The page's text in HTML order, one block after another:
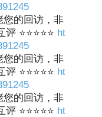
您的回访，非
⭐⭐⭐⭐⭐ ht
您的回访，非
⭐⭐⭐⭐⭐ ht
您的回访，非
⭐⭐⭐⭐⭐ ht